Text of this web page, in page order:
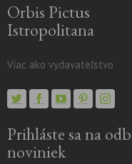
Orbis Pictus
Istropolitana
Viac ako vydavateľstvo
Prihláste sa na
noviniek